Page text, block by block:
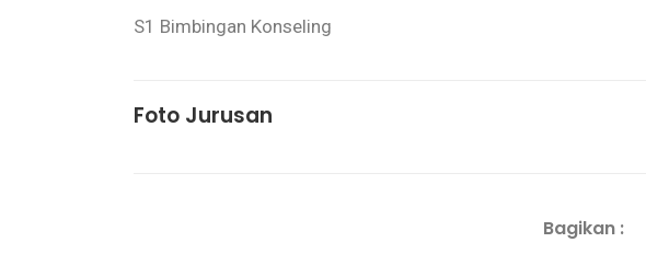
S1 Bimbingan Konseling
Foto Jurusan
Bagikan :